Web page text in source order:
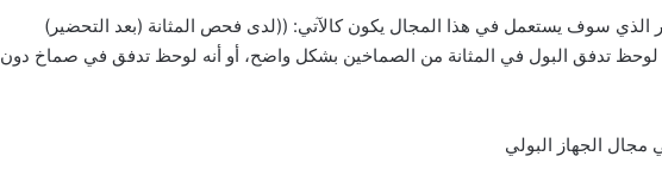
الذي سوف يستعمل في هذا المجال يكون كالآتي: ((لدى فحص المثانة (بعد التحضير)
تدفق البول في المثانة من الصماخين بشكل واضح، أو أنه لوحظ تدفق في صماخ دون
الجهاز البولي